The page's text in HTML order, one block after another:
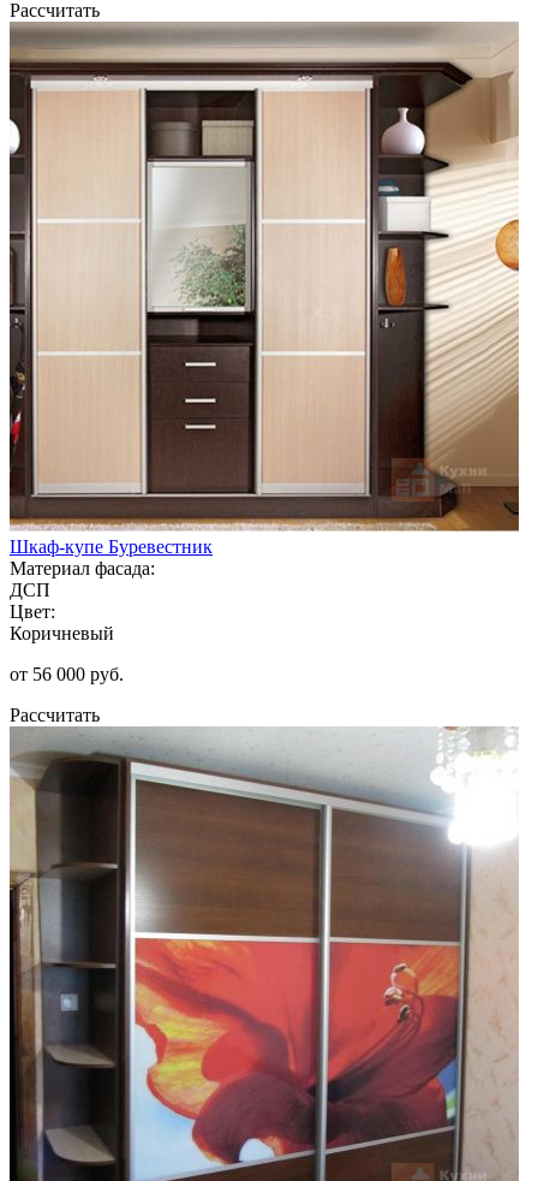
Рассчитать
Шкаф-купе Буревестник
Материал фасада:
ДСП
Цвет:
Коричневый
от 56 000 руб.
Рассчитать